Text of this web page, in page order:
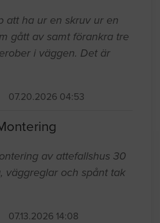
att ha ur en skruv ur en
gått av samt förankra tre
i väggen. Det är
07.20.2026 04:53
av attefallshus 30
väggreglar och spånt tak
07.13.2026 14:08